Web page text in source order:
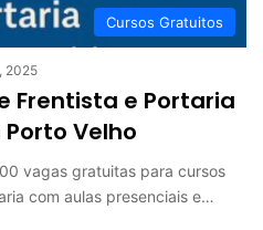
Cursos Gratuitos
2025
Frentista e Portaria
Velho
vagas gratuitas para cursos
com aulas presenciais e…